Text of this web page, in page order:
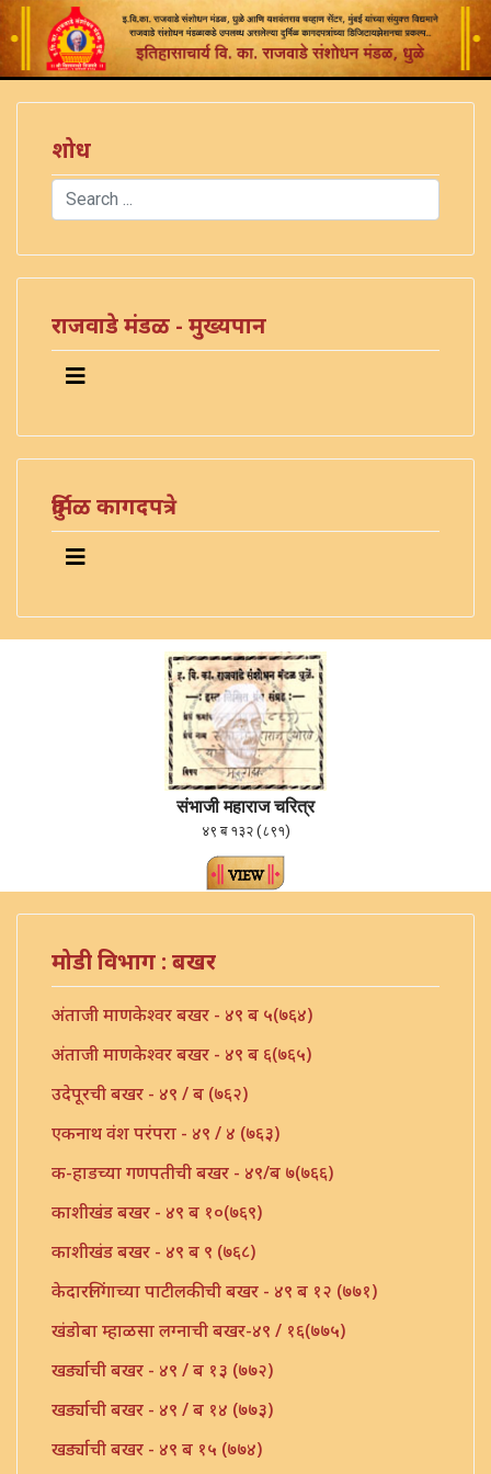
शोध
Search
राजवाडे मंडळ - मुख्यपान
दुर्मिळ कागदपत्रे
संभाजी महाराज चरित्र
४९ ब १३२ (८९१)
मोडी विभाग : बखर
अंताजी माणकेश्वर बखर - ४९ ब ५(७६४)
अंताजी माणकेश्वर बखर - ४९ ब ६(७६५)
उदेपूरची बखर - ४९ / ब (७६२)
एकनाथ वंश परंपरा - ४९ / ४ (७६३)
क-हाडच्या गणपतीची बखर - ४९/ब ७(७६६)
काशीखंड बखर - ४९ ब १०(७६९)
काशीखंड बखर - ४९ ब ९ (७६८)
केदारलिंगाच्या पाटीलकीची बखर - ४९ ब १२ (७७१)
खंडोबा म्हाळसा लग्नाची बखर-४९ / १६(७७५)
खर्ड्याची बखर - ४९ / ब १३ (७७२)
खर्ड्याची बखर - ४९ / ब १४ (७७३)
खर्ड्याची बखर - ४९ ब १५ (७७४)